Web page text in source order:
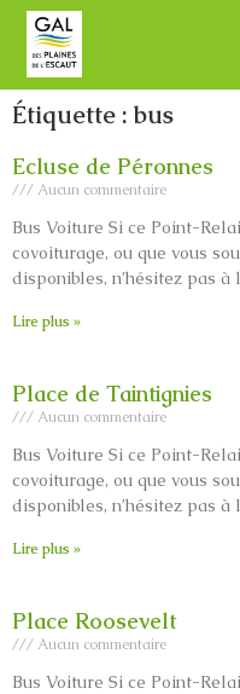
Étiquette : bus
Ecluse de Péronnes
Aucun commentaire
Bus Voiture Si ce Point-
covoiturage, ou que vous
disponibles, n’hésitez pas à
Lire plus »
Place de Taintignies
Aucun commentaire
Bus Voiture Si ce Point-
covoiturage, ou que vous
disponibles, n’hésitez pas à
Lire plus »
Place Roosevelt
Aucun commentaire
Bus Voiture Si ce Point-